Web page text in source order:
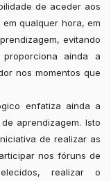
de aceder aos
qualquer hora, em
evitando
proporciona ainda a
nos momentos que
enfatiza ainda a
aprendizagem. Isto
de realizar as
nos fóruns de
realizar o